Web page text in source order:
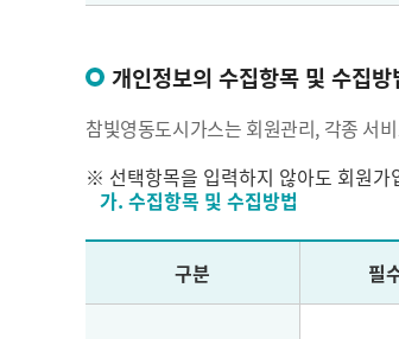
개인정보의 수집항목 및 수집방
참빛영동도시가스는 회원관리, 각종 서
※ 선택항목을 입력하지 않아도 회원
가. 수집항목 및 수집방법
구분 필